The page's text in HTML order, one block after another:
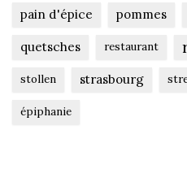
pain d'épice pommes
quetsches restaurant
stollen strasbourg
épiphanie